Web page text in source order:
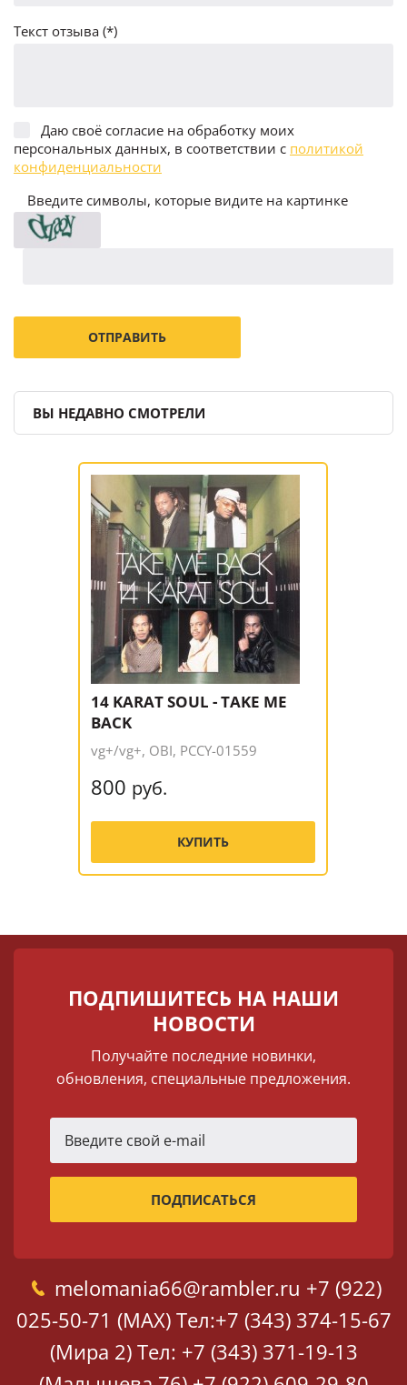
Текст отзыва (*)
Даю своё согласие на обработку моих
персональных данных, в соответствии с политикой
конфиденциальности
Введите символы, которые видите на картинке
ВЫ НЕДАВНО СМОТРЕЛИ
14 KARAT SOUL - TAKE ME
BACK
vg+/vg+, OBI, PCCY-01559
800 руб.
КУПИТЬ
ПОДПИШИТЕСЬ НА НАШИ
НОВОСТИ
Получайте последние новинки,
обновления, специальные предложения.
melomania66@rambler.ru +7 (922)
025-50-71 (MAX) Тел:+7 (343) 374-15-67
(Мира 2) Тел: +7 (343) 371-19-13